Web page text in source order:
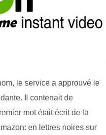
le service a approuvé le
Il contenait de
mot était écrit de la
en lettres noires sur